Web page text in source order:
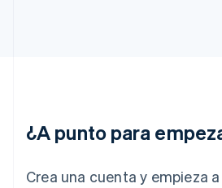
¿A punto para
Crea una cuenta y empieza
India
English